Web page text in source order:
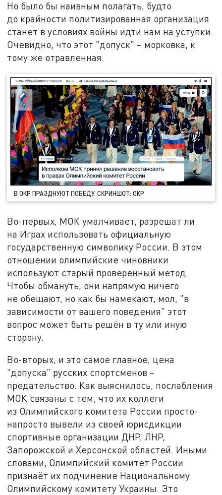
Но было бы наивным полагать, будто
до крайности политизированная организация
станет в условиях войны идти нам на уступки.
Очевидно, что этот "допуск" – морковка, к
тому же отравленная.
В ОКР ПРАЗДНУЮТ ПОБЕДУ. СКРИНШОТ: ОКР
Во-первых, МОК умалчивает, разрешат ли
на Играх использовать официальную
государственную символику России. В этом
отношении олимпийские чиновники
используют старый проверенный метод.
Чтобы обмануть, они напрямую ничего
не обещают, но как бы намекают, мол, "в
зависимости от вашего поведения" этот
вопрос может быть решён в ту или иную
сторону.
Во-вторых, и это самое главное, цена
"допуска" русских спортсменов –
предательство. Как выяснилось, послабления
МОК связаны с тем, что их коллеги
из Олимпийского комитета России просто-
напросто вывели из своей юрисдикции
спортивные организации ДНР, ЛНР,
Запорожской и Херсонской областей. Иными
словами, Олимпийский комитет России
признаёт их подчинение Национальному
Олимпийскому комитету Украины. Это